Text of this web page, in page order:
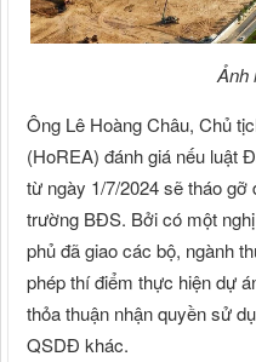
Ảnh
Ông Lê Hoàng Châu, Chủ
(HoREA) đánh giá nếu luật
từ ngày 1/7/2024 sẽ tháo
trường BĐS. Bởi có một
phủ đã giao các bộ, ngành
phép thí điểm thực hiện dự
thỏa thuận nhận quyền sử
QSDĐ khác.